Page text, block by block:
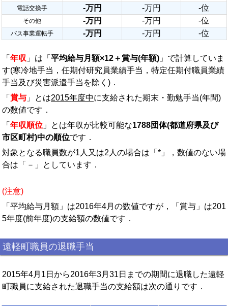
電話交換手 -万円 -万円 -位
その他 -万円 -万円 -位
バス事業運転手 -万円 -万円 -位
「 年収 」は「 平均給与月額×12＋賞与(年額) 」で計算していま
す(寒冷地手当，任期付研究員業績手当，特定任期付職員業績
手当及び災害派遣手当を除く)．
「 賞与 」とは2015年度中に支給された期末・勤勉手当(年間)
の数値です．
「 年収順位 」とは年収が比較可能な1788団体(都道府県及び
市区町村)中の順位です．
対象となる職員数が1人又は2人の場合は「*」，数値のない場
合は「－」としています．
(注意)
「平均給与月額」は2016年4月の数値ですが，「賞与」は201
5年度(前年度)の支給額の数値です．
遠軽町職員の退職手当
2015年4月1日から2016年3月31日までの期間に退職した遠軽
町職員に支給された退職手当の支給額は次の通りです．